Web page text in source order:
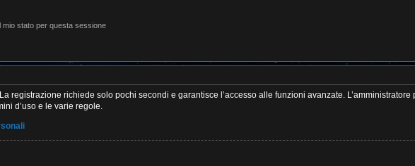
mio stato per questa sessione
registrazione richiede solo pochi secondi e garantisce l’accesso alle funzioni avanzate.
d’uso e le varie regole.